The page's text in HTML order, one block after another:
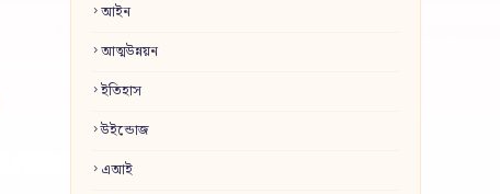
আইন
আত্মউন্নয়ন
ইতিহাস
উইন্ডোজ
এআই